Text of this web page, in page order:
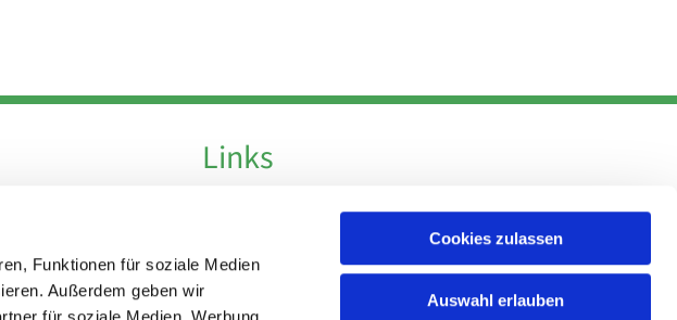
Funktionen für soziale Medien
Außerdem geben wir
Cookies zulassen
Auswahl erlauben
Links
Impressum